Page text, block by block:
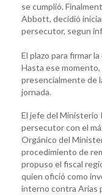
se cumplió.
Abbott, decidió
persecutor, segun
El plazo para firmar
Hasta ese
presencialmente de
jornada.
El jefe del Ministerio
persecutor con el
Orgánico del
procedimiento de
propuso el fiscal
quien ofició como
interno contra Arias